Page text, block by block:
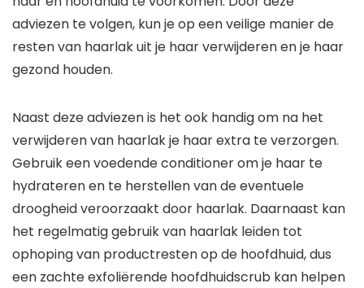
adviezen te volgen, kun je op een veilige manier de
resten van haarlak uit je haar verwijderen en je haar
gezond houden.
Naast deze adviezen is het ook handig om na het
verwijderen van haarlak je haar extra te verzorgen.
Gebruik een voedende conditioner om je haar te
hydrateren en te herstellen van de eventuele
droogheid veroorzaakt door haarlak. Daarnaast kan
het regelmatig gebruik van haarlak leiden tot
ophoping van productresten op de hoofdhuid, dus
een zachte exfoliërende hoofdhuidscrub kan helpen